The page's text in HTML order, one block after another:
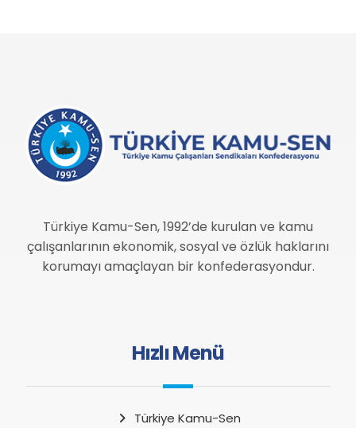
Türkiye Kamu-Sen, 1992’de kurulan ve kamu
çalışanlarının ekonomik, sosyal ve özlük haklarını
korumayı amaçlayan bir konfederasyondur.
Hızlı Menü
Türkiye Kamu-Sen